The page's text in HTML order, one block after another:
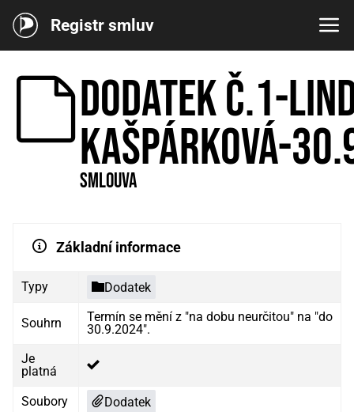
Registr smluv
Dodatek č.1-
Kašpárková-
Smlouva
Základní informace
Typy Dodatek
Souhrn
Termín se mění z "na dobu neurčitou" na "do
30.9.2024".
Je
platná
Soubory
Dodatek